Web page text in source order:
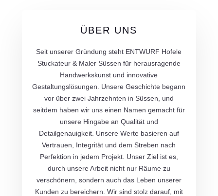
ÜBER UNS
Seit unserer Gründung steht ENTWURF Hofele
Stuckateur & Maler Süssen für herausragende
Handwerkskunst und innovative
Gestaltungslösungen. Unsere Geschichte begann
vor über zwei Jahrzehnten in Süssen, und
seitdem haben wir uns einen Namen gemacht für
unsere Hingabe an Qualität und
Detailgenauigkeit. Unsere Werte basieren auf
Vertrauen, Integrität und dem Streben nach
Perfektion in jedem Projekt. Unser Ziel ist es,
durch unsere Arbeit nicht nur Räume zu
verschönern, sondern auch das Leben unserer
Kunden zu bereichern. Wir sind stolz darauf, mit